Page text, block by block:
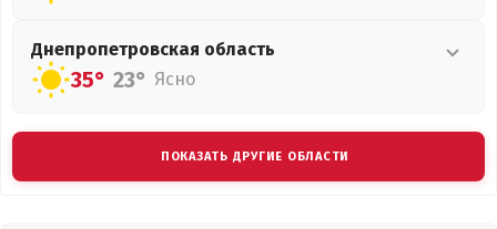
Днепропетровская область
35° 23° Ясно
ПОКАЗАТЬ ДРУГИЕ ОБЛАСТИ